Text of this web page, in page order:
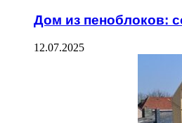
Дом из пеноблоков:
12.07.2025